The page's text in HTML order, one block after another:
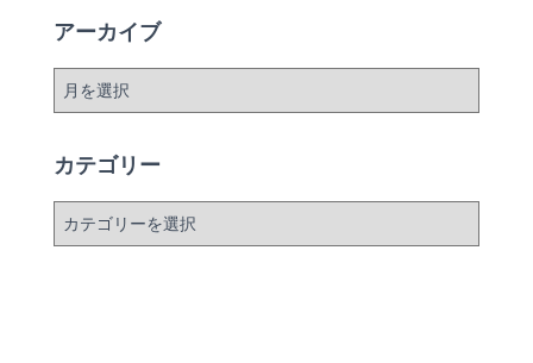
アーカイブ
ア
イ
カテゴリー